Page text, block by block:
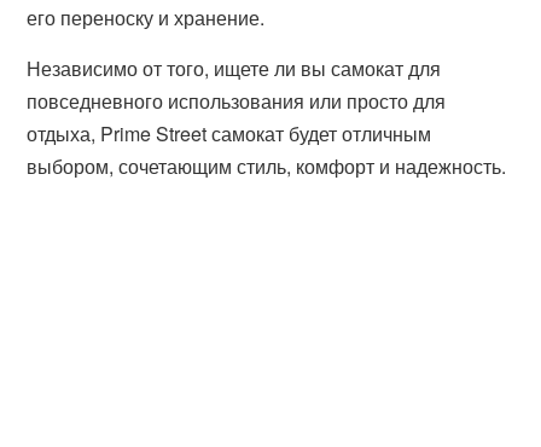
его переноску и хранение.
Независимо от того, ищете ли вы самокат для
повседневного использования или просто для
отдыха, Prime Street самокат будет отличным
выбором, сочетающим стиль, комфорт и надежность.